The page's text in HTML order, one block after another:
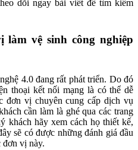
dõi ngay bài viết để tìm kiếm
vệ sinh công nghiệp
4.0 đang rất phát triển. Do đó
thoại kết nối mạng là có thể dễ
đơn vị chuyên cung cấp dịch vụ
cần làm là ghé qua các trang
khách hãy xem cách họ thiết kế,
sẽ có được những đánh giá đầu
đơn vị này.